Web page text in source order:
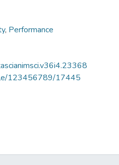
, Performance
123456789/17445